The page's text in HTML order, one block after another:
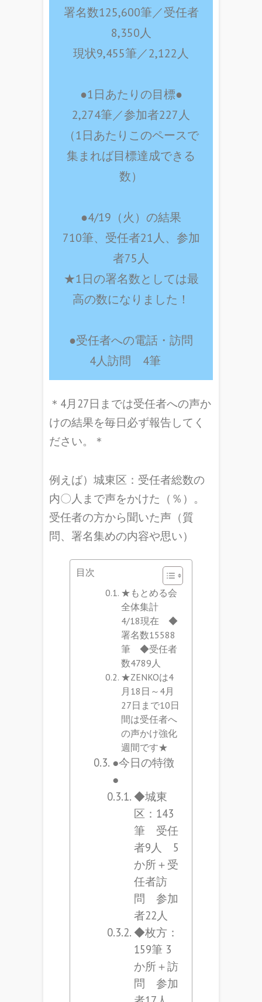
署名数125,600筆／受任者
8,350人
現状9,455筆／2,122人
●1日あたりの目標●
2,274筆／参加者227人
（1日あたりこのペースで
集まれば目標達成できる
数）
●4/19（火）の結果
710筆、受任者21人、参加
者75人
★1日の署名数としては最
高の数になりました！
●受任者への電話・訪問
4人訪問 4筆
＊4月27日までは受任者への声か
けの結果を毎日必ず報告してく
ださい。＊
例えば）城東区：受任者総数の
内〇人まで声をかけた（％）。
受任者の方から聞いた声（質
問、署名集めの内容や思い）
目次
★もとめる会
全体集計
4/18現在 ◆
署名数15588
筆 ◆受任者
数4789人
★ZENKOは4
月18日～4月
27日まで10日
間は受任者へ
の声かけ強化
週間です★
●今日の特徴
●
◆城東
区：143
筆 受任
者9人 5
か所＋受
任者訪
問 参加
者22人
◆枚方：
159筆 3
か所＋訪
問 参加